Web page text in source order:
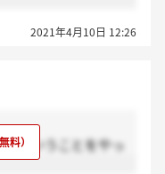
2021年4月10日 12:26
ういうことをやっ